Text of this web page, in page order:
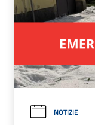
NOTIZIE